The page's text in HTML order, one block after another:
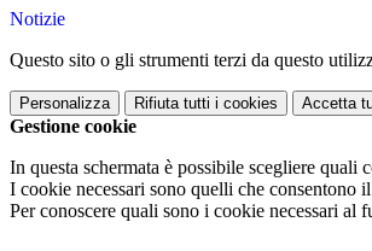
Notizie
Questo sito o gli strumenti terzi da questo
Personalizza Rifiuta tutti i cookies Accetta
Gestione cookie
In questa schermata è possibile scegliere quali
I cookie necessari sono quelli che consentono
Per conoscere quali sono i cookie necessari al